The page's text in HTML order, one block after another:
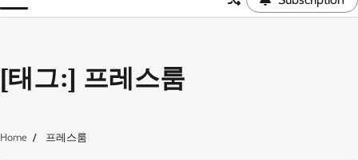
[태그:] 프레스룸
Home 프레스룸